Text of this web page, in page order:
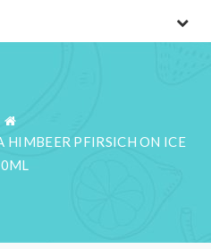
HIMBEER PFIRSICH ON ICE